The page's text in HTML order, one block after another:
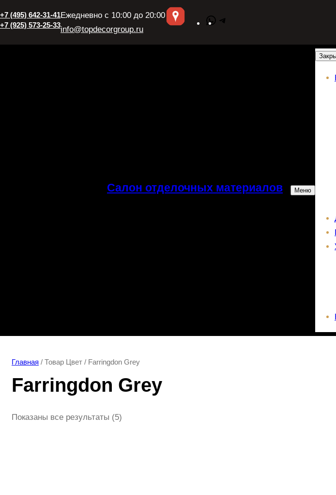
+7 (495) 642-31-41
+7 (925) 573-25-33
Ежедневно с 10:00 до 20:00
info@topdecorgroup.ru
WhatsApp
Салон отделочных материалов Меню
Главная / Товар Цвет / Farringdon Grey
Farringdon Grey
Показаны все результаты (5)